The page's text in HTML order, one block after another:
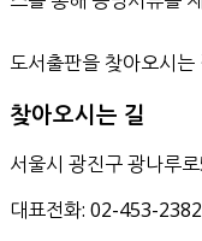
도서출판을 찾아오시는
찾아오시는 길
서울시 광진구 광나루
대표전화: 02-453-